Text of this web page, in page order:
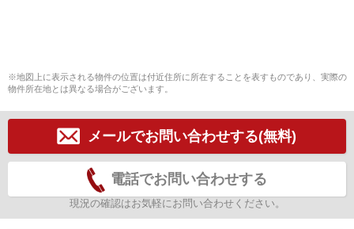
※地図上に表示される物件の位置は付近住所に所在することを表すものであり、実際の
物件所在地とは異なる場合がございます。
メールでお問い合わせする(無料)
電話でお問い合わせする
現況の確認はお気軽にお問い合わせください。